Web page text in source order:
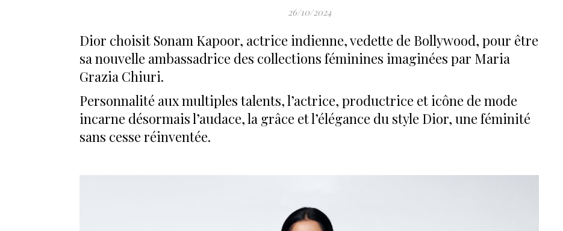
26/10/2024
Dior choisit Sonam Kapoor, actrice indienne, vedette de Bollywood, pour être
sa nouvelle ambassadrice des collections féminines imaginées par Maria
Grazia Chiuri.
Personnalité aux multiples talents, l’actrice, productrice et icône de mode
incarne désormais l’audace, la grâce et l’élégance du style Dior, une féminité
sans cesse réinventée.